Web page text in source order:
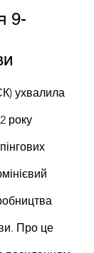
9-
ухвалила
року
Про це